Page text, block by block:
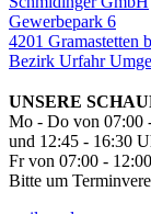
Gewerbepark 6
4201 Gramastetten
Bezirk Urfahr
UNSERE
Mo - Do von 07:00
und 12:45 - 16:30
Fr von 07:00 -
Bitte um